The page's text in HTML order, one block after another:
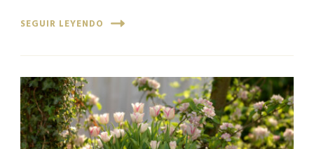
SEGUIR LEYENDO